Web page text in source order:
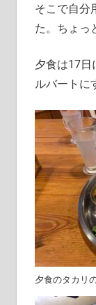
そこで自分
た。ちょっ
夕食は17日
ルバートに
夕食のタカリ